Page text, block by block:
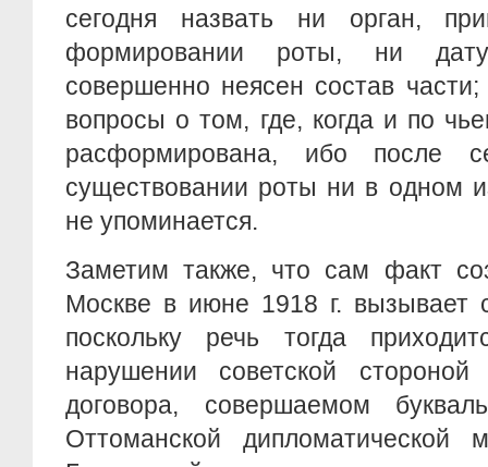
сегодня назвать ни орган,
формировании роты, ни
совершенно неясен состав
вопросы о том, где, когда и по
расформирована, ибо после
существовании роты ни в одном
не упоминается.
Заметим также, что сам факт
Москве в июне 1918 г. вызывает
поскольку речь тогда
нарушении советской стороной
договора, совершаемом
Оттоманской